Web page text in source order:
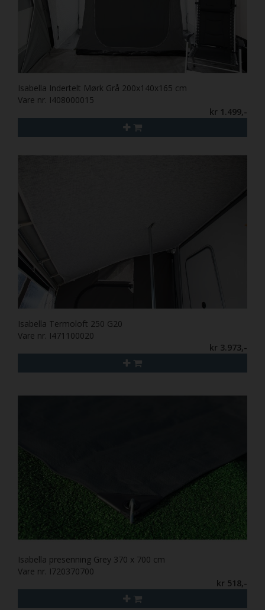
Isabella Indertelt Mørk Grå 200x140x165 cm
Vare nr. I408000015
kr 1.499,-
Isabella Termoloft 250 G20
Vare nr. I471100020
kr 3.973,-
Isabella presenning Grey 370 x 700 cm
Vare nr. I720370700
kr 518,-